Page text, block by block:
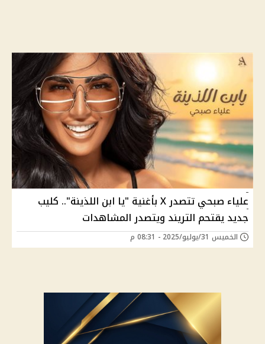
علياء صبحي تتصدر X بأغنية "يا ابن اللذينة".. كليب
جديد يقتحم التريند ويتصدر المشاهدات
الخميس 31/يوليو/2025 - 08:31 م